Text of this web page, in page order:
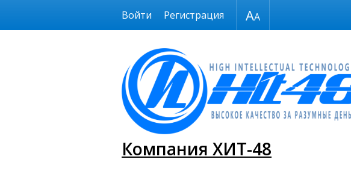
Размер шрифта
Компания ХИТ-48
Войти Регистрация